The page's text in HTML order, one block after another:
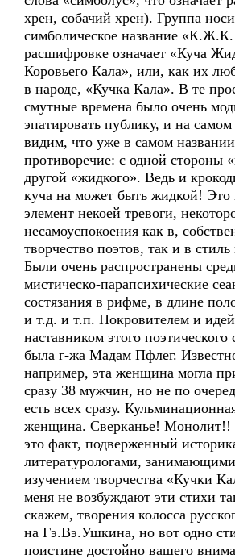
хрен, собачий хрен). Группа
симболическое название
расшифровке означает «Куча
Коровьего Кала», или, как их
в народе, «Кучка Кала». В те
смутные времена было очень
эпатировать публику, и на
видим, что уже в самом
противоречие: с одной стороны
другой «жидкого». Ведь и
куча на может быть жидкой! Это
элемент некоей тревоги,
несамоуспокоения как в,
творчество поэтов, так и в
Были очень распространены
мистическо-парапсихические
состязания в рифме, в длине
и т.д. и т.п. Покровителем и
наставником этого поэтического
была г-жа Мадам Пфлег.
например, эта женщина могла
сразу 38 мужчин, но не по
есть всех сразу.
женщина. Сверканье! Монолит!!
это факт, подверженный
литературологами,
изучением творчества «Кучки
меня не возбуждают эти стихи
скажем, творения колосса
на Гэ.Вэ.Ушкина, но вот одно
поистине достойно вашего